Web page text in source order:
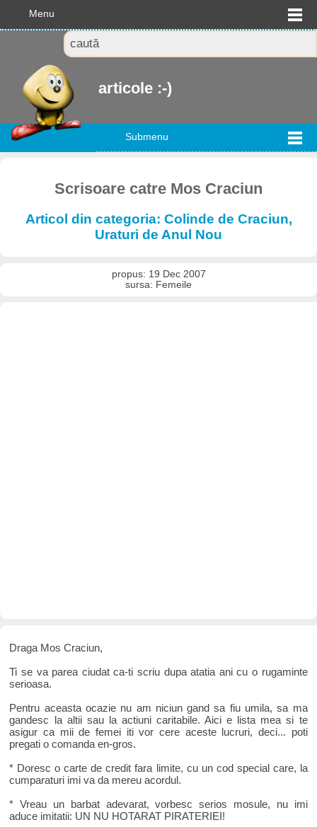
Menu
articole :-)
Submenu
Scrisoare catre Mos Craciun
Articol din categoria: Colinde de Craciun,
Uraturi de Anul Nou
propus: 19 Dec 2007
sursa: Femeile
Draga Mos Craciun,
Ti se va parea ciudat ca-ti scriu dupa atatia ani cu o rugaminte
serioasa.
Pentru aceasta ocazie nu am niciun gand sa fiu umila, sa ma
gandesc la altii sau la actiuni caritabile. Aici e lista mea si te
asigur ca mii de femei iti vor cere aceste lucruri, deci... poti
pregati o comanda en-gros.
* Doresc o carte de credit fara limite, cu un cod special care, la
cumparaturi imi va da mereu acordul.
* Vreau un barbat adevarat, vorbesc serios mosule, nu imi
aduce imitatii: UN NU HOTARAT PIRATERIEI!